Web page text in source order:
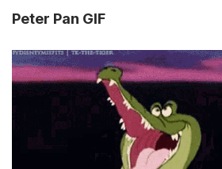
Peter Pan GIF